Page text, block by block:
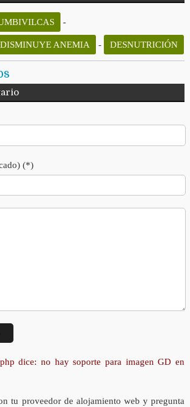
-
ANEMIA - DESNUTRICIÓN
(*)
dice: no hay soporte para imagen GD en
tu proveedor de alojamiento web y pregunta